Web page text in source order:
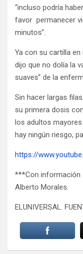
“incluso podría
favor permanecer
minutos”.
Ya con su cartilla
dijo que no dolía la
suaves” de la
Sin hacer largas
su primera dosis
los adultos
hay ningún riesgo,
https://
***Con información
Alberto Morales.
ELUNIVERSAL.